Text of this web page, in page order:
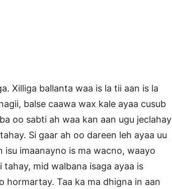
Xilliga ballanta waa is la tii aan is la
balse caawa wax kale ayaa cusub
oo sabti ah waa kan aan ugu jeclahay
Si gaar ah oo dareen leh ayaa uu
isu imaanayno is ma wacno, waayo
mid walbana isaga ayaa is
hormartay. Taa ka ma dhigna in aan